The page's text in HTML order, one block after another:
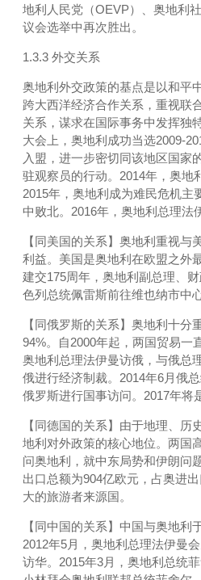
地利人民党（OEVP）、奥地利
议会选举中再次胜出。
1.3.3 外交关系
奥地利外交政策的基点是以和平
跨大西洋经济合作关系，重视联
关系，谋求在国际事务中发挥独
大会上，奥地利成功当选2009-
入盟，进一步密切同该地区国家
驻观察员的行动。2014年，奥地
2015年，奥地利成为难民危机
中败北。2016年，奥地利总理法
【同美国的关系】奥地利重视
利益。美国是奥地利在欧盟之外
建交175周年，奥地利副总理、
色列总统佩雷斯前往维也纳市中
【同俄罗斯的关系】奥地利十
94%。自2000年起，两国贸易一
奥地利总理法伊曼访俄，与俄总
俄进行经济制裁。2014年6月俄
俄罗斯进行国事访问。2017年将
【同德国的关系】由于地理、
地利对外政策的核心地位。两国
问奥地利，就中东局势和伊朗问
出口总额为904亿欧元，占奥进
大的旅游者来源国。
【同中国的关系】中国与奥地
2012年5月，奥地利总理法伊曼
访华。2015年3月，奥地利总统